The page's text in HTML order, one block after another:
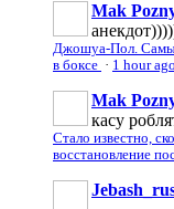
Mak
Джошуа-Пол.
в боксе · 1 hour ago
Mak
касу
Стало известно,
восстановление